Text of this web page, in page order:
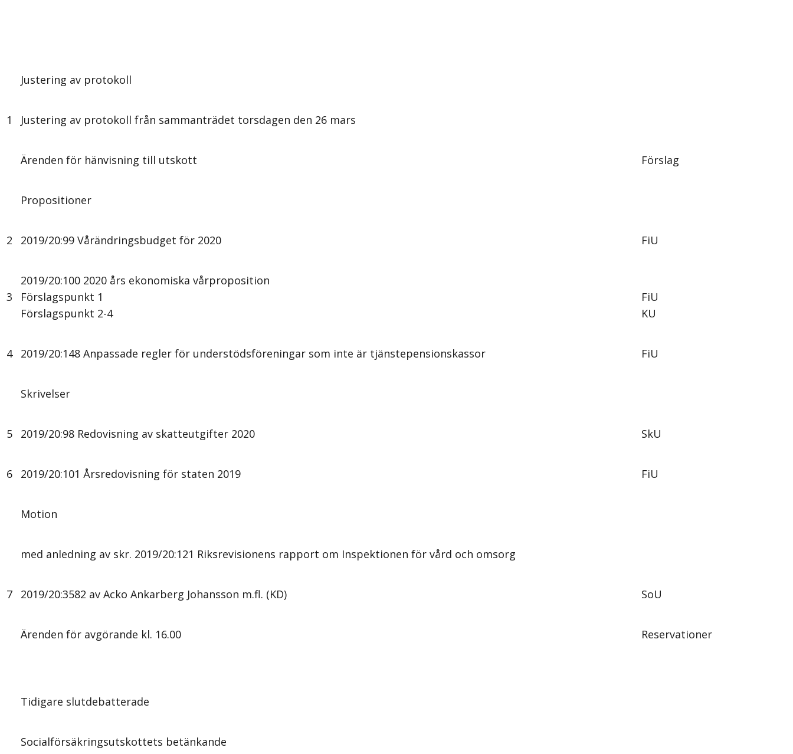
Justering av protokoll
1 Justering av protokoll från sammanträdet torsdagen den 26 mars
Ärenden för hänvisning till utskott Förslag
Propositioner
2 2019/20:99 Vårändringsbudget för 2020 FiU
3
2019/20:100 2020 års ekonomiska vårproposition
Förslagspunkt 1
Förslagspunkt 2-4
FiU
KU
4 2019/20:148 Anpassade regler för understödsföreningar som inte är tjänstepensionskassor FiU
Skrivelser
5 2019/20:98 Redovisning av skatteutgifter 2020 SkU
6 2019/20:101 Årsredovisning för staten 2019 FiU
Motion
med anledning av skr. 2019/20:121 Riksrevisionens rapport om Inspektionen för vård och omsorg
7 2019/20:3582 av Acko Ankarberg Johansson m.fl. (KD) SoU
Ärenden för avgörande kl. 16.00 Reservationer
Tidigare slutdebatterade
Socialförsäkringsutskottets betänkande